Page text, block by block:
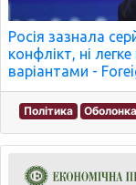
Росія зазнала
конфлікт, ні
варіантами -
Політика